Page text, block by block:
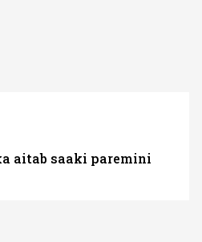
aitab saaki paremini